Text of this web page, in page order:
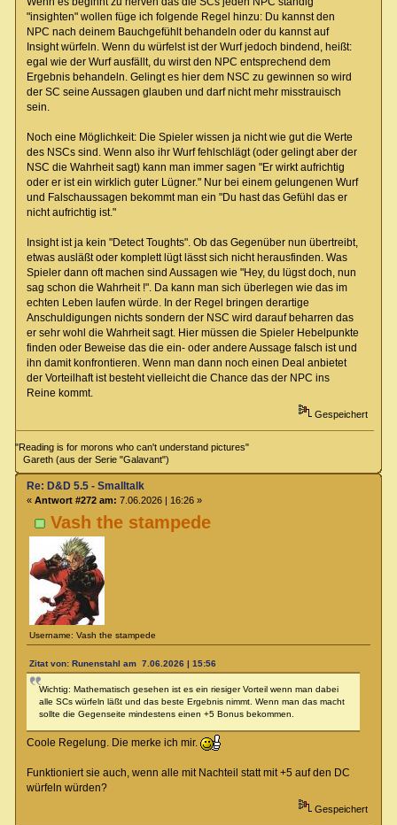
"insighten" wollen füge ich folgende Regel hinzu: Du kannst den
NPC nach deinem Bauchgefühlt behandeln oder du kannst auf
Insight würfeln. Wenn du würfelst ist der Wurf jedoch bindend, heißt:
egal wie der Wurf ausfällt, du wirst den NPC entsprechend dem
Ergebnis behandeln. Gelingt es hier dem NSC zu gewinnen so wird
der SC seine Aussagen glauben und darf nicht mehr misstrauisch
sein.
Noch eine Möglichkeit: Die Spieler wissen ja nicht wie gut die Werte
des NSCs sind. Wenn also ihr Wurf fehlschlägt (oder gelingt aber der
NSC die Wahrheit sagt) kann man immer sagen "Er wirkt aufrichtig
oder er ist ein wirklich guter Lügner." Nur bei einem gelungenen Wurf
und Falschaussagen bekommt man ein "Du hast das Gefühl das er
nicht aufrichtig ist."
Insight ist ja kein "Detect Toughts". Ob das Gegenüber nun übertreibt,
etwas ausläßt oder komplett lügt lässt sich nicht herausfinden. Was
Spieler dann oft machen sind Aussagen wie "Hey, du lügst doch, nun
sag schon die Wahrheit !". Da kann man sich überlegen wie das im
echten Leben laufen würde. In der Regel bringen derartige
Anschuldigungen nichts sondern der NSC wird darauf beharren das
er sehr wohl die Wahrheit sagt. Hier müssen die Spieler Hebelpunkte
finden oder Beweise das die ein- oder andere Aussage falsch ist und
ihn damit konfrontieren. Wenn man dann noch einen Deal anbietet
der Vorteilhaft ist besteht vielleicht die Chance das der NPC ins
Reine kommt.
Gespeichert
"Reading is for morons who can't understand pictures"
Gareth (aus der Serie "Galavant")
Vash the stampede
Username: Vash the stampede
Re: D&D 5.5 - Smalltalk
« Antwort #272 am: 7.06.2026 | 16:26 »
Zitat von: Runenstahl am 7.06.2026 | 15:56
Wichtig: Mathematisch gesehen ist es ein riesiger Vorteil wenn man dabei
alle SCs würfeln läßt und das beste Ergebnis nimmt. Wenn man das macht
sollte die Gegenseite mindestens einen +5 Bonus bekommen.
Coole Regelung. Die merke ich mir.
Funktioniert sie auch, wenn alle mit Nachteil statt mit +5 auf den DC
würfeln würden?
Gespeichert